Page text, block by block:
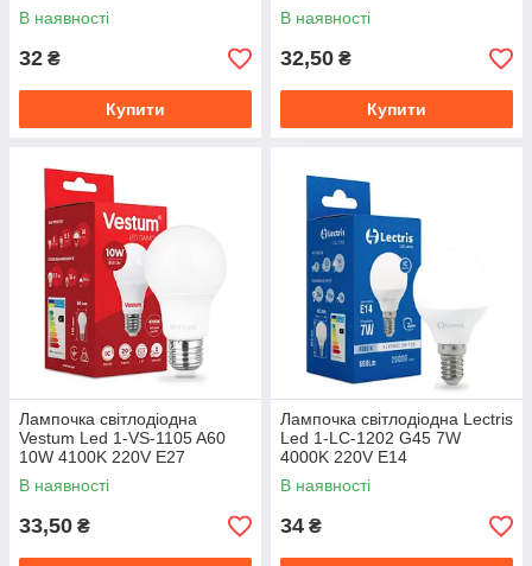
В наявності
32 ₴
Купити
В наявності
32,50 ₴
Купити
Лампочка світлодіодна
Vestum Led 1-VS-1105 A60
10W 4100K 220V E27
В наявності
33,50 ₴
Лампочка світлодіодна Lectris
Led 1-LC-1202 G45 7W
4000K 220V E14
В наявності
34 ₴